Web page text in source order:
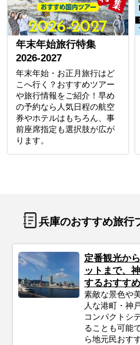
年末年始旅行特集
2026-2027
年末年始・お正月旅行はど
こへ行く？おすすめツアー
や旅行情報をご紹介！早め
の予約なら人気日程の航空
券やホテルはもちろん、事
前座席指定も選択肢が広が
ります。
兵庫のおすすめ旅行
定番観光か
ットまで、
するおすす
素敵な景色や
人な港町・神
コンパクトシ
ることも可能
ら地元民おす